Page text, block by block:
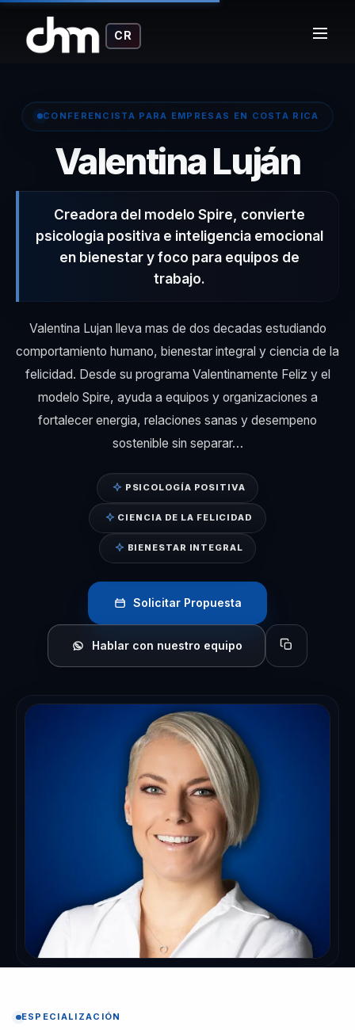
CR
CONFERENCISTA PARA EMPRESAS EN COSTA RICA
Valentina Luján–
Creadora del modelo Spire, convierte
psicologia positiva e inteligencia emocional
en bienestar y foco para equipos de
trabajo.
Valentina Lujan lleva mas de dos decadas estudiando
comportamiento humano, bienestar integral y ciencia de la
felicidad. Desde su programa Valentinamente Feliz y el
modelo Spire, ayuda a equipos y organizaciones a
fortalecer energia, relaciones sanas y desempeno
sostenible sin separar…
PSICOLOGÍA POSITIVA
CIENCIA DE LA FELICIDAD
BIENESTAR INTEGRAL
Solicitar Propuesta
Hablar con nuestro equipo Copiar perfil
ESPECIALIZACIÓN